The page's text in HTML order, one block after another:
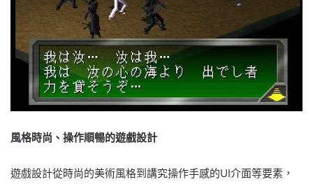
風格時尚、操作順暢的遊戲設計
遊戲設計從時尚的美術風格到講究操作手感的UI介面等要素，